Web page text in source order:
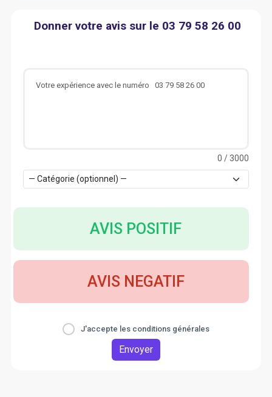
Donner votre avis sur le 03 79 58 26 00
0 / 3000
AVIS POSITIF
AVIS NEGATIF
J'accepte les conditions générales
Envoyer